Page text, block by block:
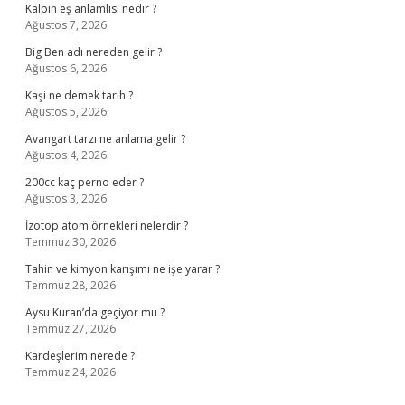
Kalpın eş anlamlısı nedir ?
Ağustos 7, 2026
Big Ben adı nereden gelir ?
Ağustos 6, 2026
Kaşi ne demek tarih ?
Ağustos 5, 2026
Avangart tarzı ne anlama gelir ?
Ağustos 4, 2026
200cc kaç perno eder ?
Ağustos 3, 2026
İzotop atom örnekleri nelerdir ?
Temmuz 30, 2026
Tahin ve kimyon karışımı ne işe yarar ?
Temmuz 28, 2026
Aysu Kuran’da geçiyor mu ?
Temmuz 27, 2026
Kardeşlerim nerede ?
Temmuz 24, 2026